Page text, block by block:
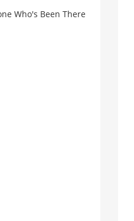
Who's Been There